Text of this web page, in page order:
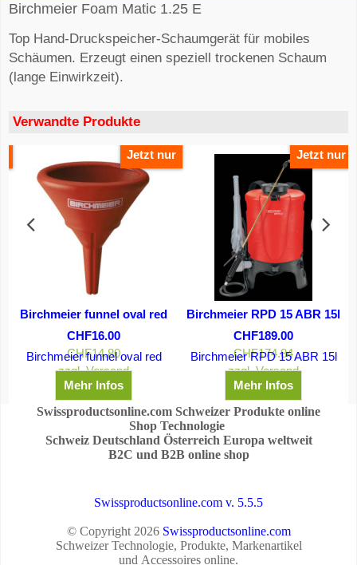
Birchmeier Foam Matic 1.25 E
Top Hand-Druckspeicher-Schaumgerät für mobiles
Schäumen. Erzeugt einen speziell trockenen Schaum
(lange Einwirkzeit).
Verwandte Produkte
Jetzt nur
Birchmeier funnel oval red
CHF16.00
CHF14.80
zzgl. Versand
Birchmeier funnel oval red
Mehr Infos
Jetzt nur
Birchmeier RPD 15 ABR 15l
CHF189.00
CHF174.84
zzgl. Versand
Birchmeier RPD 15 ABR 15l
Mehr Infos
Swissproductsonline.com Schweizer Produkte online
Shop Technologie
Schweiz Deutschland Österreich Europa weltweit
B2C und B2B online shop
Swissproductsonline.com v. 5.5.5
© Copyright 2026 Swissproductsonline.com
Schweizer Technologie, Produkte, Markenartikel
und Accessoires online.